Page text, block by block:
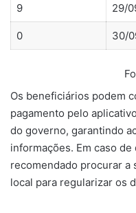
9 29/
0 30/
Os beneficiários podem
pagamento pelo aplicativo
do governo, garantindo
informações. Em caso
recomendado procurar a
local para regularizar os